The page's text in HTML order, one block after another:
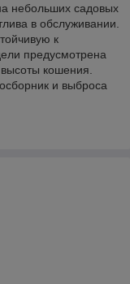
небольших садовых
в обслуживании.
к
предусмотрена
кошения.
и выброса